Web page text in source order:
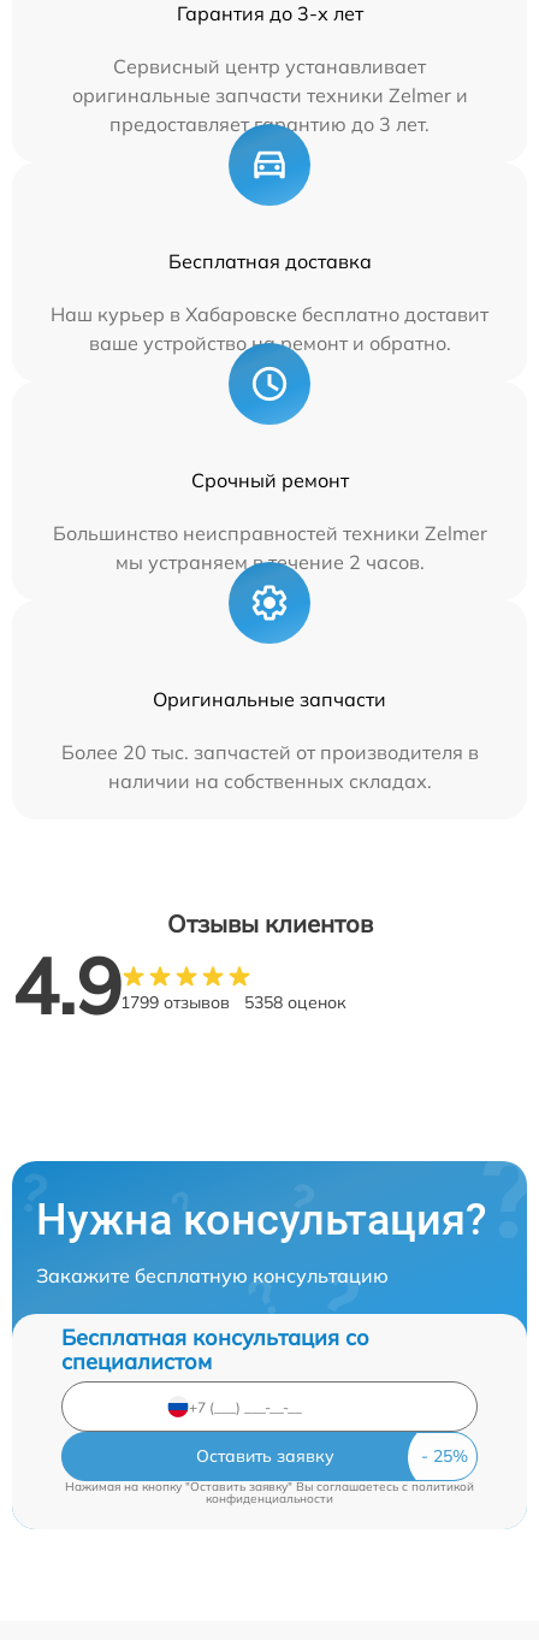
Гарантия до 3-х лет
Сервисный центр устанавливает
оригинальные запчасти техники Zelmer и
предоставляет гарантию до 3 лет.
Бесплатная доставка
Наш курьер в Хабаровске бесплатно доставит
ваше устройство на ремонт и обратно.
Срочный ремонт
Большинство неисправностей техники Zelmer
мы устраняем в течение 2 часов.
Оригинальные запчасти
Более 20 тыс. запчастей от производителя в
наличии на собственных складах.
Отзывы клиентов
4.91799 отзывов 5358 оценок
Нужна консультация?
Закажите бесплатную консультацию
Бесплатная консультация со
специалистом
Оставить заявку
Нажимая на кнопку "Оставить заявку" Вы соглашаетесь c политикой
конфиденциальности